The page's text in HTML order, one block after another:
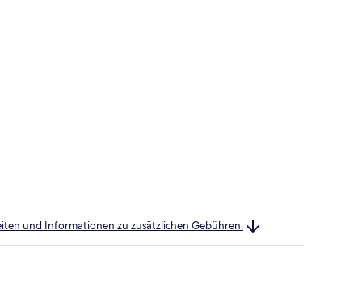
und Informationen zu zusätzlichen Gebühren.